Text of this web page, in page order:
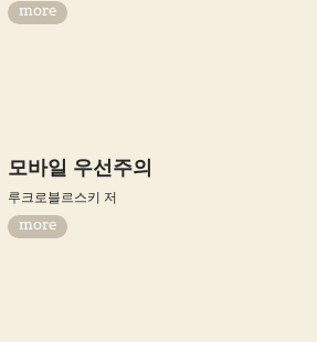
more
모바일 우선주의
루크로블르스키 저
more